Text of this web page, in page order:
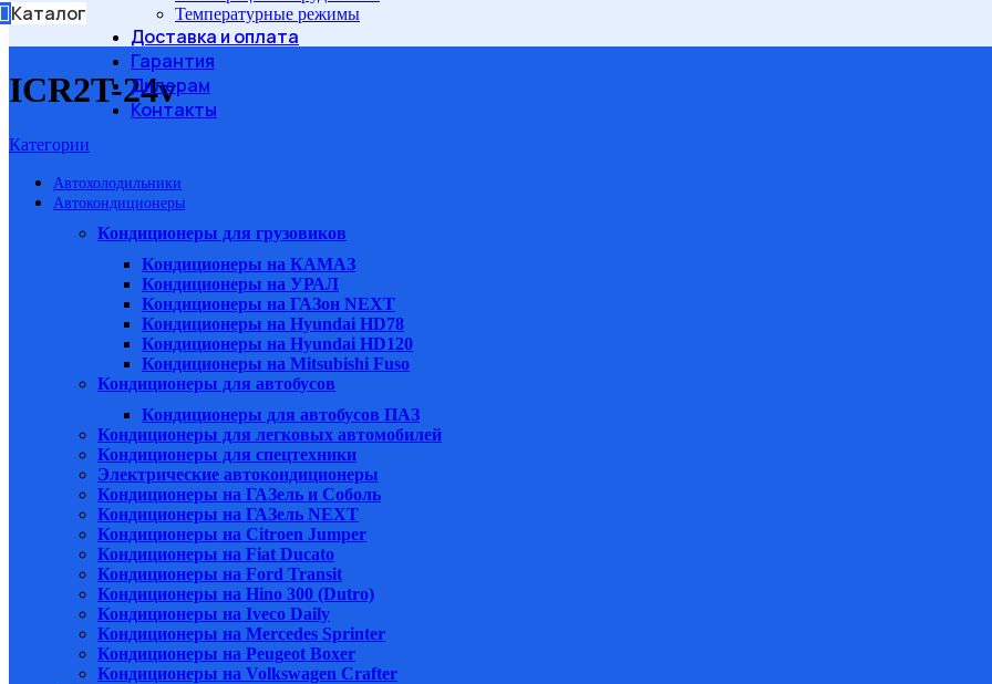
Каталог
Температурные режимы
Доставка и оплата
Гарантия
Дилерам
Контакты
ICR2T-24v
Категории
Автохолодильники
Автокондиционеры
Кондиционеры для грузовиков
Кондиционеры на КАМАЗ
Кондиционеры на УРАЛ
Кондиционеры на ГАЗон NEXT
Кондиционеры на Hyundai HD78
Кондиционеры на Hyundai HD120
Кондиционеры на Mitsubishi Fuso
Кондиционеры для автобусов
Кондиционеры для автобусов ПАЗ
Кондиционеры для легковых автомобилей
Кондиционеры для спецтехники
Электрические автокондиционеры
Кондиционеры на ГАЗель и Соболь
Кондиционеры на ГАЗель NEXT
Кондиционеры на Citroen Jumper
Кондиционеры на Fiat Ducato
Кондиционеры на Ford Transit
Кондиционеры на Hino 300 (Dutro)
Кондиционеры на Iveco Daily
Кондиционеры на Mercedes Sprinter
Кондиционеры на Peugeot Boxer
Кондиционеры на Volkswagen Crafter